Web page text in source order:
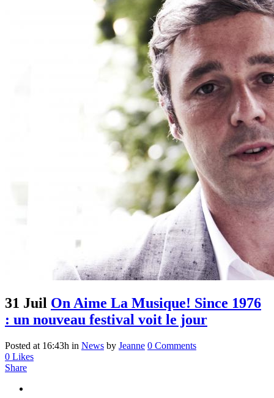
31 Juil On Aime La Musique! Since 1976
: un nouveau festival voit le jour
Posted at 16:43h in News by Jeanne 0 Comments
0 Likes
Share